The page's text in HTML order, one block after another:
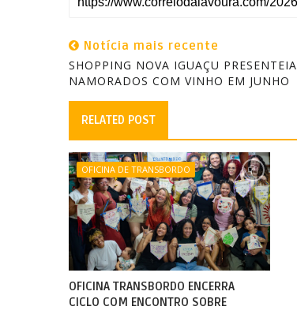
Notícia mais recente
SHOPPING NOVA IGUAÇU PRESENTEIA
NAMORADOS COM VINHO EM JUNHO
RELATED POST
OFICINA DE TRANSBORDO
OFICINA TRANSBORDO ENCERRA
CICLO COM ENCONTRO SOBRE